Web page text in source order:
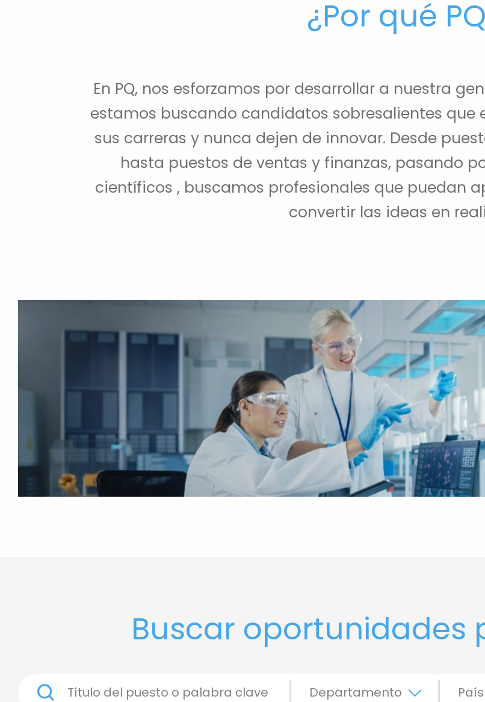
¿Por qué
En PQ, nos esforzamos por desarrollar a nuestra
estamos buscando candidatos sobresalientes que
sus carreras y nunca dejen de innovar. Desde
hasta puestos de ventas y finanzas, pasando
científicos , buscamos profesionales que puedan
convertir las ideas en
Buscar oportunidades
Departamento País